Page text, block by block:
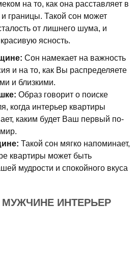
на то, как она расставляет в
границы. Такой сон может
от лишнего шума, и
ясность.
Сон намекает на важность
и на то, как Вы распределяете
и близкими.
Образ говорит о поиске
когда интерьер квартиры
каким будет Ваш первый по-
Такой сон мягко напоминает,
квартиры может быть
мудрости и спокойного вкуса
ИНТЕРЬЕР